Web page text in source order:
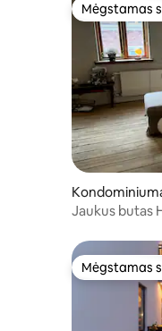
Mėgstamas
Mėgstamas
Jaukus butas
Mėgstamas
Mėgstamas